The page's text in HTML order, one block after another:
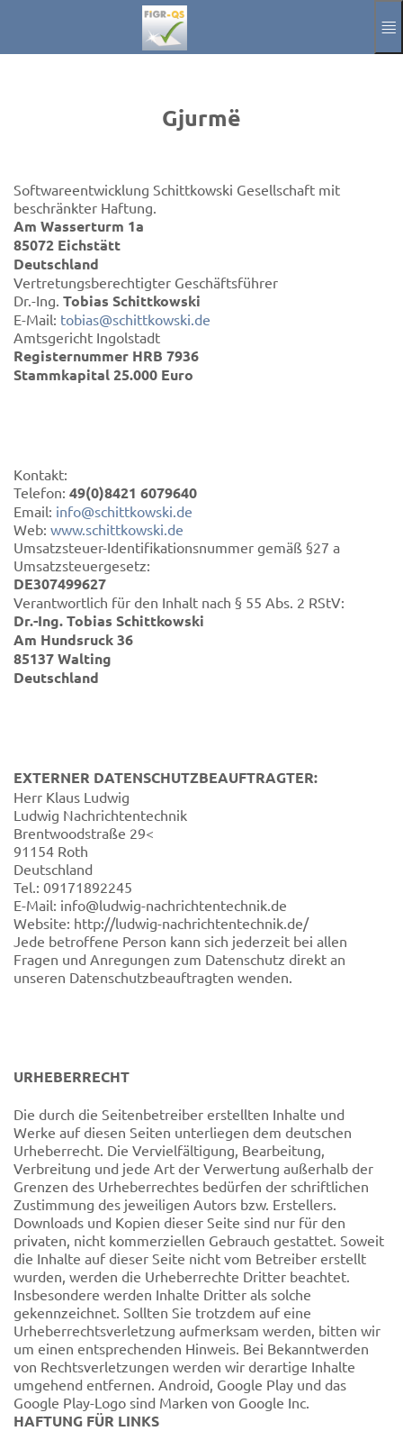
Kalo te përmbajtja kryesore
Njoftoni
Gjurmë
Softwareentwicklung Schittkowski Gesellschaft mit
beschränkter Haftung.
Am Wasserturm 1a
85072 Eichstätt
Deutschland
Vertretungsberechtigter Geschäftsführer
Dr.-Ing. Tobias Schittkowski
E-Mail: tobias@schittkowski.de
Amtsgericht Ingolstadt
Registernummer HRB 7936
Stammkapital 25.000 Euro
Kontakt:
Telefon: 49(0)8421 6079640
Email: info@schittkowski.de
Web: www.schittkowski.de
Umsatzsteuer-Identifikationsnummer gemäß §27 a
Umsatzsteuergesetz:
DE307499627
Verantwortlich für den Inhalt nach § 55 Abs. 2 RStV:
Dr.-Ing. Tobias Schittkowski
Am Hundsruck 36
85137 Walting
Deutschland
EXTERNER DATENSCHUTZBEAUFTRAGTER:
Herr Klaus Ludwig
Ludwig Nachrichtentechnik
Brentwoodstraße 29<
91154 Roth
Deutschland
Tel.: 09171892245
E-Mail: info@ludwig-nachrichtentechnik.de
Website: http://ludwig-nachrichtentechnik.de/
Jede betroffene Person kann sich jederzeit bei allen
Fragen und Anregungen zum Datenschutz direkt an
unseren Datenschutzbeauftragten wenden.
URHEBERRECHT
Die durch die Seitenbetreiber erstellten Inhalte und
Werke auf diesen Seiten unterliegen dem deutschen
Urheberrecht. Die Vervielfältigung, Bearbeitung,
Verbreitung und jede Art der Verwertung außerhalb der
Grenzen des Urheberrechtes bedürfen der schriftlichen
Zustimmung des jeweiligen Autors bzw. Erstellers.
Downloads und Kopien dieser Seite sind nur für den
privaten, nicht kommerziellen Gebrauch gestattet. Soweit
die Inhalte auf dieser Seite nicht vom Betreiber erstellt
wurden, werden die Urheberrechte Dritter beachtet.
Insbesondere werden Inhalte Dritter als solche
gekennzeichnet. Sollten Sie trotzdem auf eine
Urheberrechtsverletzung aufmerksam werden, bitten wir
um einen entsprechenden Hinweis. Bei Bekanntwerden
von Rechtsverletzungen werden wir derartige Inhalte
umgehend entfernen. Android, Google Play und das
Google Play-Logo sind Marken von Google Inc.
HAFTUNG FÜR LINKS